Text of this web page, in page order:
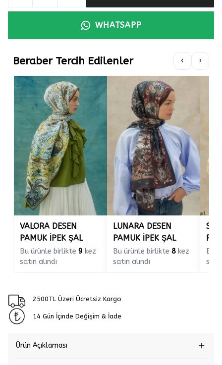
WHATSAPP
Beraber Tercih Edilenler ‹ ›
VALORA DESEN
PAMUK İPEK ŞAL
Bu ürünle birlikte 9 kez
satın alındı
LUNARA DESEN
PAMUK İPEK ŞAL
Bu ürünle birlikte8 kez
satın alındı
Bu
2500TL Üzeri Ücretsiz Kargo
14 Gün İçinde Değişim & İade
Ürün Açıklaması